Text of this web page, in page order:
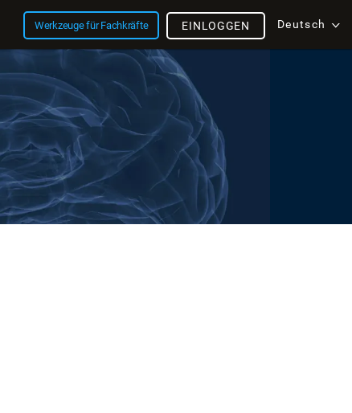
Werkzeuge für Fachkräfte Deutsch
EINLOGGEN